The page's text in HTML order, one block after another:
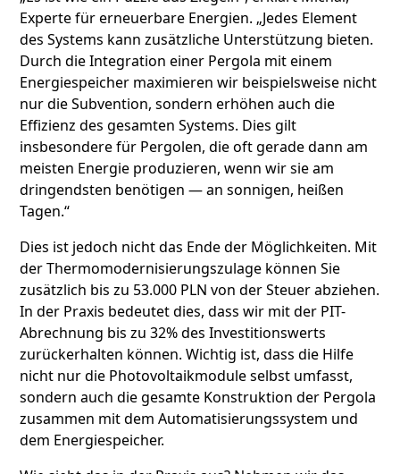
Experte für erneuerbare Energien. „Jedes Element
des Systems kann zusätzliche Unterstützung bieten.
Durch die Integration einer Pergola mit einem
Energiespeicher maximieren wir beispielsweise nicht
nur die Subvention, sondern erhöhen auch die
Effizienz des gesamten Systems. Dies gilt
insbesondere für Pergolen, die oft gerade dann am
meisten Energie produzieren, wenn wir sie am
dringendsten benötigen — an sonnigen, heißen
Tagen.“
Dies ist jedoch nicht das Ende der Möglichkeiten. Mit
der Thermomodernisierungszulage können Sie
zusätzlich bis zu 53.000 PLN von der Steuer abziehen.
In der Praxis bedeutet dies, dass wir mit der PIT-
Abrechnung bis zu 32% des Investitionswerts
zurückerhalten können. Wichtig ist, dass die Hilfe
nicht nur die Photovoltaikmodule selbst umfasst,
sondern auch die gesamte Konstruktion der Pergola
zusammen mit dem Automatisierungssystem und
dem Energiespeicher.